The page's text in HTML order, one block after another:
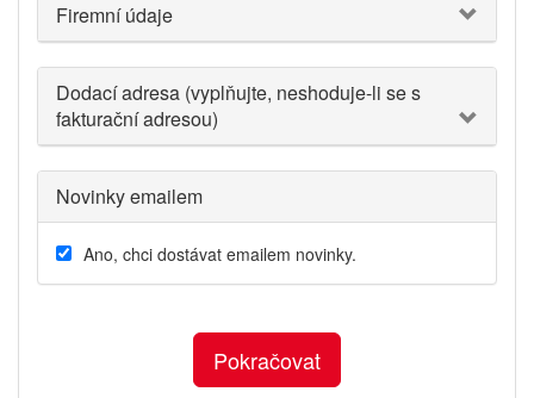
Firemní údaje
Dodací adresa (vyplňujte, neshoduje-li se s
fakturační adresou)
Novinky emailem
Ano, chci dostávat emailem novinky.
Pokračovat